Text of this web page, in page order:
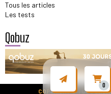
0
Tous les articles
Les tests
Qobuz
COPYRIGHT © TOUS